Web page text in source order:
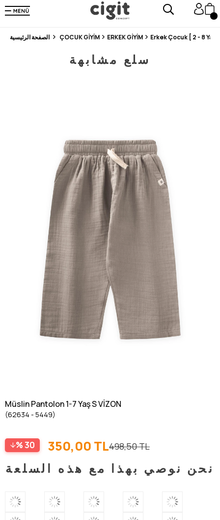
En Uygun Fiyat Garantisi !
300₺ ve Üzeri Alışverişlerde Kargo Ücretsiz !
Koşulsuz Şartsız İade İmkanı
ÇOCUK GİYİM ERKEK GİYİM Erkek Çocuk [ 2 - 8 Yaş ]
سلع مشابهة
Müslin Pantolon 1-7 Yaş S VİZON
(62634 - 5449)
30 498,50 TL
350,00 TL
نحن نوصي بهذا مع هذه السلعة